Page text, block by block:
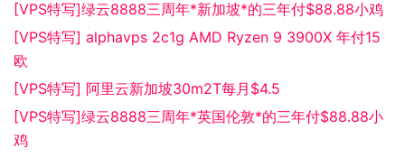
[VPS特写]绿云8888三周年*新加坡*的三年付$88.88小鸡
[VPS特写] alphavps 2c1g AMD Ryzen 9 3900X 年付15
欧
[VPS特写] 阿里云新加坡30m2T每月$4.5
[VPS特写]绿云8888三周年*英国伦敦*的三年付$88.88小
鸡